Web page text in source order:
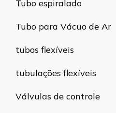
Tubo espiralado
Tubo para Vácuo de Ar
tubos flexíveis
tubulações flexíveis
Válvulas de controle